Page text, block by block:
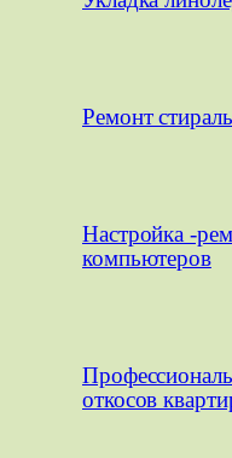
Ремонт
Настройка -
компьютеров
откосов